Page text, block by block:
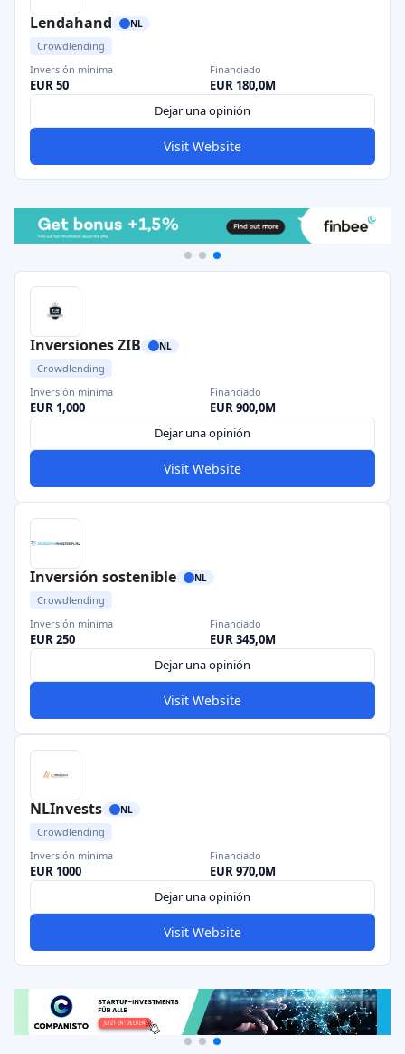
Lendahand NL
Crowdlending
Inversión mínima
EUR 50
Financiado
EUR 180,0M
Dejar una opinión
Visit Website
Inversiones ZIB NL
Crowdlending
Inversión mínima
EUR 1,000
Financiado
EUR 900,0M
Dejar una opinión
Visit Website
Inversión sostenible NL
Crowdlending
Inversión mínima
EUR 250
Financiado
EUR 345,0M
Dejar una opinión
Visit Website
NLInvests NL
Crowdlending
Inversión mínima
EUR 1000
Financiado
EUR 970,0M
Dejar una opinión
Visit Website